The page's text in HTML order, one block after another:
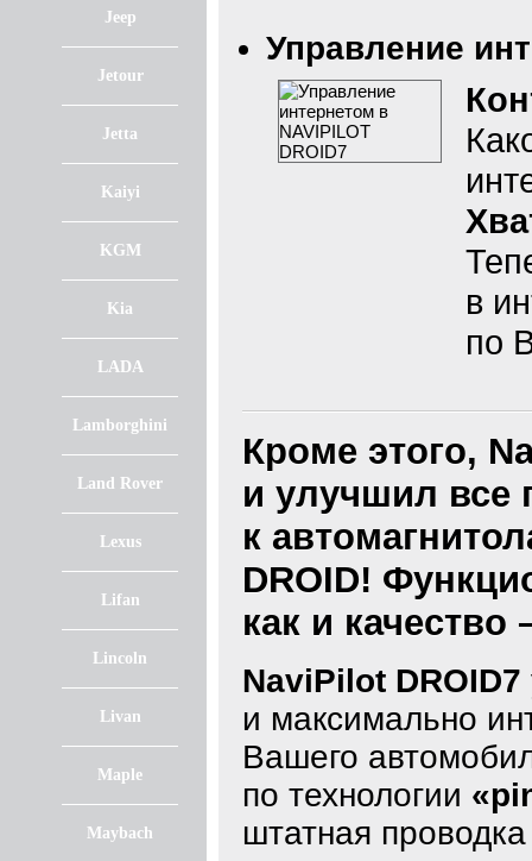
Jeep
Jetour
Jetta
Kaiyi
KGM
Kia
LADA
Lamborghini
Land Rover
Lexus
Lifan
Lincoln
Livan
Maple
Maybach
Управление
в
по
Кроме этого,
и улучшил все
к
DROID!
как и качество
NaviPilot DROID7
и максимально
Вашего
по технологии
штатная